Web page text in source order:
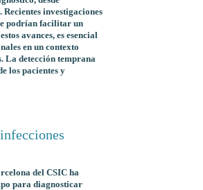
investigaciones
podrían facilitar un
avances, es esencial
en un contexto
La detección temprana
los pacientes y
del CSIC ha
para diagnosticar